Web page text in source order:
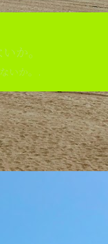
か。
いか。.